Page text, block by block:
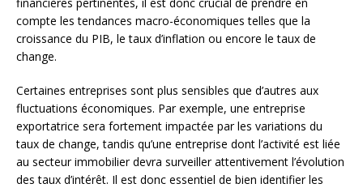
compte les tendances macro-économiques telles que la
croissance du PIB, le taux d’inflation ou encore le taux de
change.
Certaines entreprises sont plus sensibles que d’autres aux
fluctuations économiques. Par exemple, une entreprise
exportatrice sera fortement impactée par les variations du
taux de change, tandis qu’une entreprise dont l’activité est liée
au secteur immobilier devra surveiller attentivement l’évolution
des taux d’intérêt. Il est donc essentiel de bien identifier les